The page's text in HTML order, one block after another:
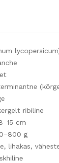
ribiline
cm
g
lihakas,